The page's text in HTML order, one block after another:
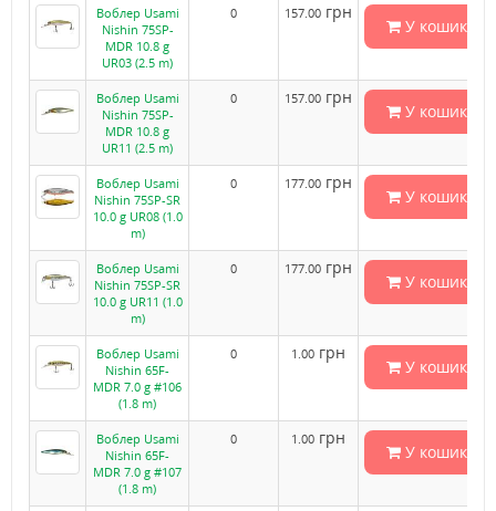
Воблер Usami
Nishin 75SP-
MDR 10.8 g
UR03 (2.5 m)
0 157.00 грн
У кошик
Воблер Usami
Nishin 75SP-
MDR 10.8 g
UR11 (2.5 m)
0 157.00 грн
У кошик
Воблер Usami
Nishin 75SP-SR
10.0 g UR08 (1.0
m)
0 177.00 грн
У кошик
Воблер Usami
Nishin 75SP-SR
10.0 g UR11 (1.0
m)
0 177.00 грн
У кошик
Воблер Usami
Nishin 65F-
MDR 7.0 g #106
(1.8 m)
0 1.00 грн
У кошик
Воблер Usami
Nishin 65F-
MDR 7.0 g #107
(1.8 m)
0 1.00 грн
У кошик